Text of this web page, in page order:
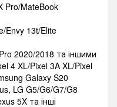
Pro/MateBook
Envy 13t/Elite
2020/2018 та іншими
4 XL/Pixel 3A XL/Pixel
Galaxy S20
LG G5/G6/G7/G8
5X та інші